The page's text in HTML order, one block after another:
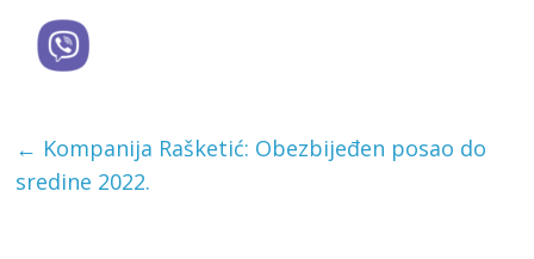
← Kompanija Rašketić: Obezbijeđen posao do
sredine 2022.